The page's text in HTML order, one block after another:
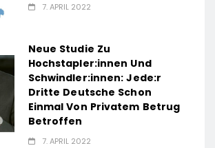
7. APRIL 2022
Neue Studie Zu
Hochstapler:innen Und
Schwindler:innen: Jede:r
Dritte Deutsche Schon
Einmal Von Privatem Betrug
Betroffen
7. APRIL 2022